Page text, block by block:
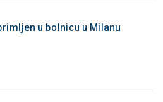
u bolnicu u Milanu